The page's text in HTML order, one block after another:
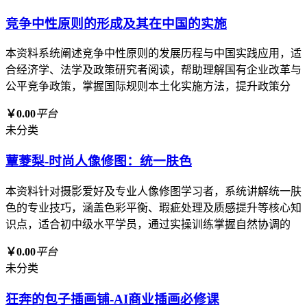
竞争中性原则的形成及其在中国的实施
本资料系统阐述竞争中性原则的发展历程与中国实践应用，适
合经济学、法学及政策研究者阅读，帮助理解国有企业改革与
公平竞争政策，掌握国际规则本土化实施方法，提升政策分
￥0.00平台
未分类
蕈菱梨-时尚人像修图：统一肤色
本资料针对摄影爱好及专业人像修图学习者，系统讲解统一肤
色的专业技巧，涵盖色彩平衡、瑕疵处理及质感提升等核心知
识点，适合初中级水平学员，通过实操训练掌握自然协调的
￥0.00平台
未分类
狂奔的包子插画铺-AI商业插画必修课